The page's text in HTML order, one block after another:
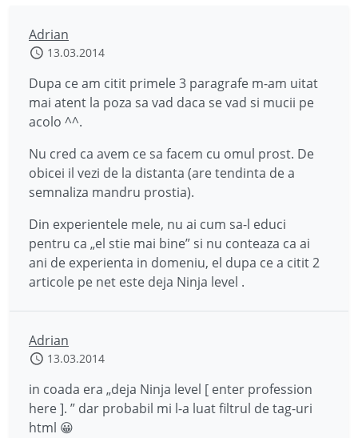
Adrian
13.03.2014
Dupa ce am citit primele 3 paragrafe m-am uitat
mai atent la poza sa vad daca se vad si mucii pe
acolo ^^.
Nu cred ca avem ce sa facem cu omul prost. De
obicei il vezi de la distanta (are tendinta de a
semnaliza mandru prostia).
Din experientele mele, nu ai cum sa-l educi
pentru ca „el stie mai bine” si nu conteaza ca ai
ani de experienta in domeniu, el dupa ce a citit 2
articole pe net este deja Ninja level .
Adrian
13.03.2014
in coada era „deja Ninja level [ enter profession
here ]. ” dar probabil mi l-a luat filtrul de tag-uri
html 😀